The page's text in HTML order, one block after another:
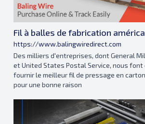
Fil à balles de fabrication
https://www.balingwiredirect.com
Des milliers d'entreprises, dont General
et United States Postal Service, nous font
fournir le meilleur fil de pressage en
pour une bonne raison